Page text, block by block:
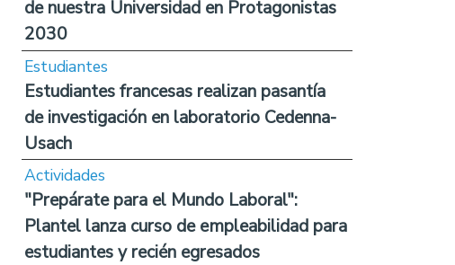
de nuestra Universidad en Protagonistas
2030
Estudiantes
Estudiantes francesas realizan pasantía
de investigación en laboratorio Cedenna-
Usach
Actividades
"Prepárate para el Mundo Laboral":
Plantel lanza curso de empleabilidad para
estudiantes y recién egresados